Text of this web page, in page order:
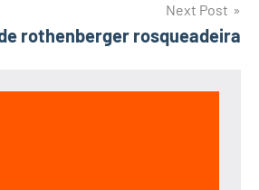
Next Post
rothenberger rosqueadeira